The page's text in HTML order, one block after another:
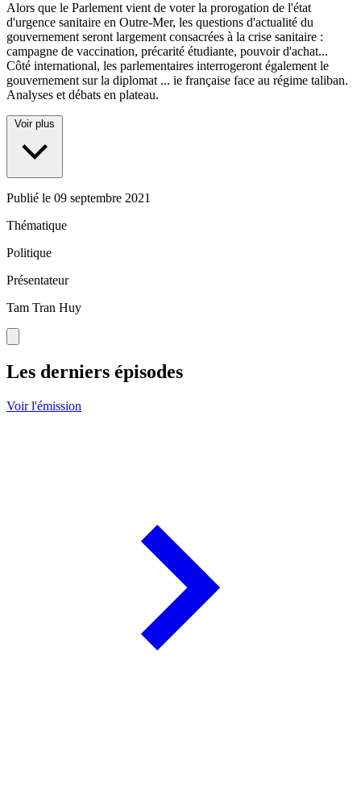
Alors que le Parlement vient de voter la prorogation de l'état
d'urgence sanitaire en Outre-Mer, les questions d'actualité du
gouvernement seront largement consacrées à la crise sanitaire :
campagne de vaccination, précarité étudiante, pouvoir d'achat...
Côté international, les parlementaires interrogeront également le
gouvernement sur la diplomat ... ie française face au régime taliban.
Analyses et débats en plateau.
Voir plus
Publié le 09 septembre 2021
Thématique
Politique
Présentateur
Tam Tran Huy
Les derniers épisodes
Voir l'émission